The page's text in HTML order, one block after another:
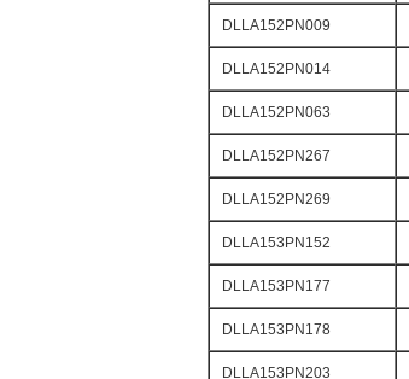
DLLA152PN009
DLLA152PN014
DLLA152PN063
DLLA152PN267
DLLA152PN269
DLLA153PN152
DLLA153PN177
DLLA153PN178
DLLA153PN203